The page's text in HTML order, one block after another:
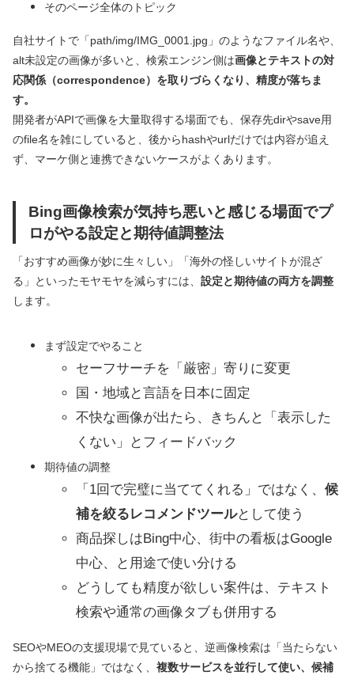
そのページ全体のトピック
自社サイトで「path/img/IMG_0001.jpg」のようなファイル名や、
alt未設定の画像が多いと、検索エンジン側は画像とテキストの対
応関係（correspondence）を取りづらくなり、精度が落ちま
す。
開発者がAPIで画像を大量取得する場面でも、保存先dirやsave用
のfile名を雑にしていると、後からhashやurlだけでは内容が追え
ず、マーケ側と連携できないケースがよくあります。
Bing画像検索が気持ち悪いと感じる場面でプ
ロがやる設定と期待値調整法
「おすすめ画像が妙に生々しい」「海外の怪しいサイトが混ざ
る」といったモヤモヤを減らすには、 設定と期待値の両方を調整
します。
まず設定でやること
セーフサーチを「厳密」寄りに変更
国・地域と言語を日本に固定
不快な画像が出たら、きちんと「表示した
くない」とフィードバック
期待値の調整
「1回で完璧に当ててくれる」ではなく、 候
補を絞るレコメンドツールとして使う
商品探しはBing中心、街中の看板はGoogle
中心、と用途で使い分ける
どうしても精度が欲しい案件は、テキスト
検索や通常の画像タブも併用する
SEOやMEOの支援現場で見ていると、逆画像検索は「当たらない
から捨てる機能」ではなく、 複数サービスを並行して使い、候補